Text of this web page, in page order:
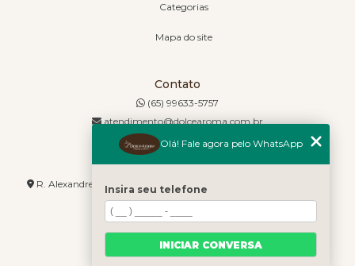
Categorias
Mapa do site
Contato
(65) 99633-5757
atendimento@dolcearoma.com.br
Endereço
R. Alexandre de Barros, 1730 - Jordão - Cuiabá - MT - 78085-636
Olá! Fale agora pelo WhatsApp
Insira seu telefone
INICIAR CONVERSA